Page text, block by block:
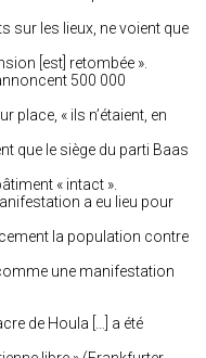
sur les lieux, ne voient que
[est] retombée ».
500 000
place, « ils n’étaient, en
que le siège du parti Baas
« intact ».
a eu lieu pour
la population contre
une manifestation
de Houla […] a été